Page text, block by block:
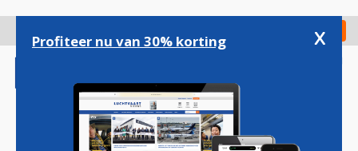
gaan
Check in
Profiteer nu van 30% korting x